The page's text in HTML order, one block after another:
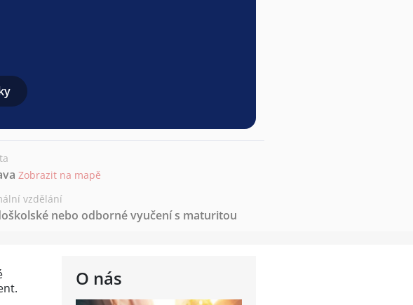
Zobrazit na mapě
vzdělání
nebo odborné vyučení s maturitou
O nás